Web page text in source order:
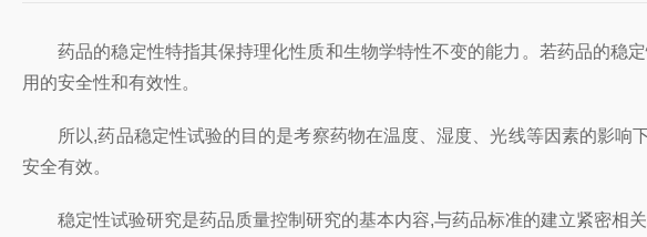
药品的稳定性特指其保持理化性质和生物学特性不变的能力。若药品的稳定
用的安全性和有效性。
所以,药品稳定性试验的目的是考察药物在温度、湿度、光线等因素的影响
安全有效。
稳定性试验研究是药品质量控制研究的基本内容,与药品标准的建立紧密相关